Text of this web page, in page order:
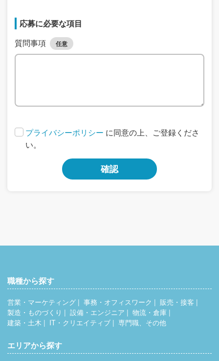
応募に必要な項目
質問事項
任意
プライバシーポリシー に同意の上、ご登録くださ
い。
確認
職種から探す
営業・マーケティング 事務・オフィスワーク
販売・接客
製造・ものづくり
設備・エンジニア
物流・倉庫
建築・土木
IT・クリエイティブ 専門職、その他
エリアから探す